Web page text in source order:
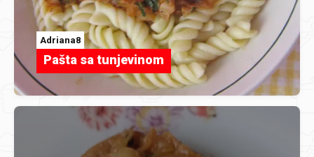
Adriana8
Pašta sa tunjevinom